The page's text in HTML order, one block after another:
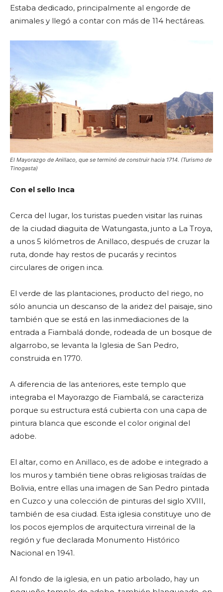
Estaba dedicado, principalmente al engorde de
animales y llegó a contar con más de 114 hectáreas.
El Mayorazgo de Anillaco, que se terminó de construir hacia 1714. (Turismo de
Tinogasta)
Con el sello Inca
Cerca del lugar, los turistas pueden visitar las ruinas
de la ciudad diaguita de Watungasta, junto a La Troya,
a unos 5 kilómetros de Anillaco, después de cruzar la
ruta, donde hay restos de pucarás y recintos
circulares de origen inca.
El verde de las plantaciones, producto del riego, no
sólo anuncia un descanso de la aridez del paisaje, sino
también que se está en las inmediaciones de la
entrada a Fiambalá donde, rodeada de un bosque de
algarrobo, se levanta la Iglesia de San Pedro,
construida en 1770.
A diferencia de las anteriores, este templo que
integraba el Mayorazgo de Fiambalá, se caracteriza
porque su estructura está cubierta con una capa de
pintura blanca que esconde el color original del
adobe.
El altar, como en Anillaco, es de adobe e integrado a
los muros y también tiene obras religiosas traídas de
Bolivia, entre ellas una imagen de San Pedro pintada
en Cuzco y una colección de pinturas del siglo XVIII,
también de esa ciudad. Esta iglesia constituye uno de
los pocos ejemplos de arquitectura virreinal de la
región y fue declarada Monumento Histórico
Nacional en 1941.
Al fondo de la iglesia, en un patio arbolado, hay un